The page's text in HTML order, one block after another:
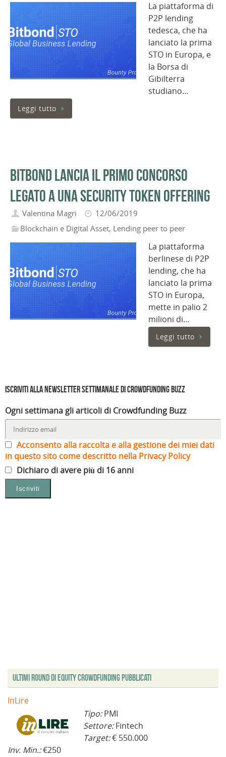
La piattaforma di
P2P lending
tedesca, che ha
lanciato la prima
STO in Europa, e
la Borsa di
Gibilterra
studiano…
Leggi tutto
Bitbond lancia il primo concorso
legato a una Security Token Offering
Valentina Magri
12/06/2019
Blockchain e Digital Asset, Lending peer to peer
La piattaforma
berlinese di P2P
lending, che ha
lanciato la prima
STO in Europa,
mette in palio 2
milioni di…
Leggi tutto
Iscriviti alla Newsletter settimanale di Crowdfunding Buzz
Ogni settimana gli articoli di Crowdfunding Buzz
Acconsento alla raccolta e alla gestione dei miei dati
in questo sito come descritto nella Privacy Policy
Dichiaro di avere più di 16 anni
Ultimi Round di Equity Crowdfunding Pubblicati
InLire
Tipo:PMI
Settore:Fintech
Target:€ 550.000
Inv. Min.:€250